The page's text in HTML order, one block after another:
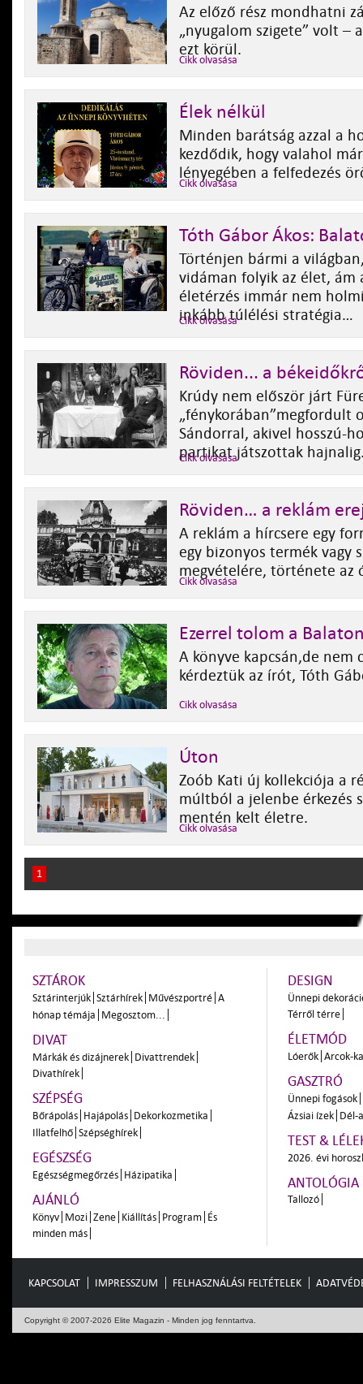
Az előző rész mondhatni
„nyugalom szigete” volt –
ezt körül.
Cikk olvasása
Élek nélkül
Minden barátság azzal a
kezdődik, hogy valahol
lényegében a felfedezés
Cikk olvasása
Tóth Gábor Ákos:
Történjen bármi a
vidáman folyik az élet, ám
életérzés immár nem
inkább túlélési stratégia…
Cikk olvasása
Röviden... a
Krúdy nem először járt
„fénykorában”megfordult
Sándorral, akivel hosszú-
partikat játszottak
Cikk olvasása
Röviden… a reklám
A reklám a hírcsere egy
egy bizonyos termék vagy
megvételére, története az
Cikk olvasása
Ezerrel tolom a
A könyve kapcsán,de nem
kérdeztük az írót, Tóth
Cikk olvasása
Úton
Zoób Kati új kollekciója a
múltból a jelenbe érkezés
mentén kelt életre.
Cikk olvasása
1
SZTÁROK
Sztárinterjúk Sztárhírek Művészportré A
hónap témája Megosztom...
DIVAT
Márkák és dizájnerek Divattrendek
Divathírek
SZÉPSÉG
Bőrápolás Hajápolás Dekorkozmetika
Illatfelhő Szépséghírek
EGÉSZSÉG
Egészségmegőrzés Házipatika
AJÁNLÓ
Könyv Mozi Zene Kiállítás Program És
minden más
DESIGN
Ünnepi
Térről térre
ÉLETMÓD
Lóerők Arcok-
GASZTRÓ
Ünnepi fogások
Ázsiai ízek Dél-
TEST &
2026. évi
ANTOLÓGIA
Tallozó
KAPCSOLAT IMPRESSZUM FELHASZNÁLÁSI FELTÉTELEK
Copyright © 2007-2026 Elite Magazin - Minden jog fenntartva.